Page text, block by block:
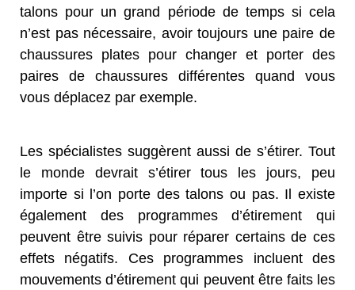
talons pour un grand période de temps si cela
n’est pas nécessaire, avoir toujours une paire de
chaussures plates pour changer et porter des
paires de chaussures différentes quand vous
vous déplacez par exemple.
Les spécialistes suggèrent aussi de s’étirer. Tout
le monde devrait s’étirer tous les jours, peu
importe si l’on porte des talons ou pas. Il existe
également des programmes d’étirement qui
peuvent être suivis pour réparer certains de ces
effets négatifs. Ces programmes incluent des
mouvements d’étirement qui peuvent être faits les